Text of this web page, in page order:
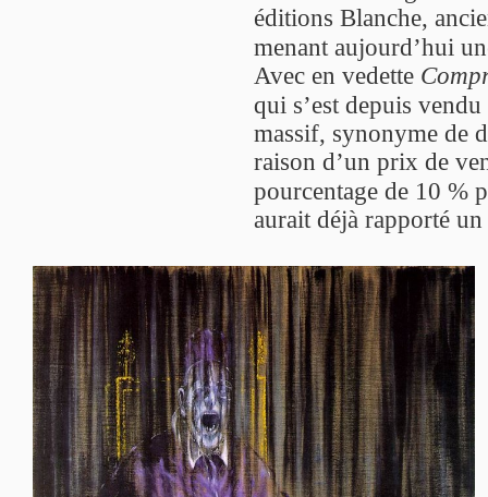
éditions Blanche,
menant aujourd’hui
Avec en vedette
qui s’est depuis
massif, synonyme de
raison d’un prix de
pourcentage de 10 %
aurait déjà rapporté